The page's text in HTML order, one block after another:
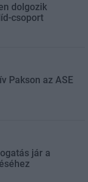
dolgozik
csoport
Pakson az ASE
jár a